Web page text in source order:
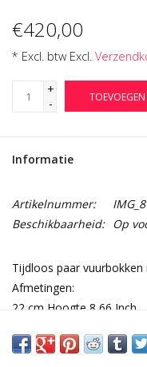
€420,00
* Excl. btw Excl.
+
-
Informatie
Artikelnummer:
Beschikbaarheid: Op
Tijdloos paar
Afmetingen:
22 cm Hoogte 8,66 Inch
39 cm Lengte 15,35 Inch